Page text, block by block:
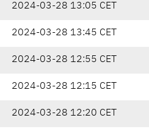
2024-03-28 13:05 CET
2024-03-28 13:45 CET
2024-03-28 12:55 CET
2024-03-28 12:15 CET
2024-03-28 12:20 CET